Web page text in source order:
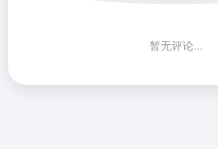
暂无评论...